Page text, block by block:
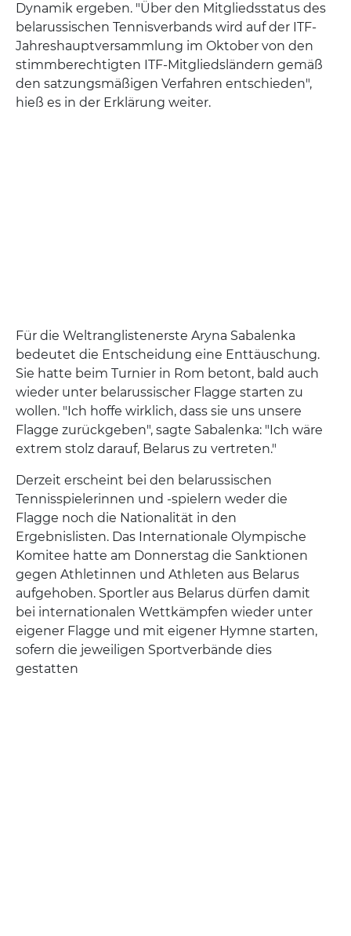
Dynamik ergeben. "Über den Mitgliedsstatus des
belarussischen Tennisverbands wird auf der ITF-
Jahreshauptversammlung im Oktober von den
stimmberechtigten ITF-Mitgliedsländern gemäß
den satzungsmäßigen Verfahren entschieden",
hieß es in der Erklärung weiter.
Für die Weltranglistenerste Aryna Sabalenka
bedeutet die Entscheidung eine Enttäuschung.
Sie hatte beim Turnier in Rom betont, bald auch
wieder unter belarussischer Flagge starten zu
wollen. "Ich hoffe wirklich, dass sie uns unsere
Flagge zurückgeben", sagte Sabalenka: "Ich wäre
extrem stolz darauf, Belarus zu vertreten."
Derzeit erscheint bei den belarussischen
Tennisspielerinnen und -spielern weder die
Flagge noch die Nationalität in den
Ergebnislisten. Das Internationale Olympische
Komitee hatte am Donnerstag die Sanktionen
gegen Athletinnen und Athleten aus Belarus
aufgehoben. Sportler aus Belarus dürfen damit
bei internationalen Wettkämpfen wieder unter
eigener Flagge und mit eigener Hymne starten,
sofern die jeweiligen Sportverbände dies
gestatten